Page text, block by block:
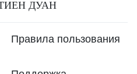
ТИЕН ДУАН
Правила пользования